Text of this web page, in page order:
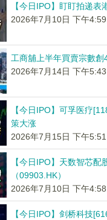
【今日IPO】盯盯拍递表
2026年7月10日 下午4:59
工商舖上半年買賣宗數創
2026年7月14日 下午5:43
【今日IPO】可孚医疗
策大涨
2026年7月15日 下午5:51
【今日IPO】天数智芯配
（09903.HK）
2026年7月10日 下午4:58
【今日IPO】剑桥科技